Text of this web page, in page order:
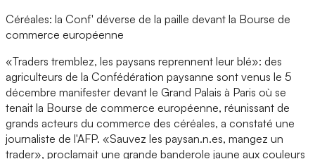
Céréales: la Conf' déverse de la paille devant la Bourse de
commerce européenne
«Traders tremblez, les paysans reprennent leur blé»: des
agriculteurs de la Confédération paysanne sont venus le 5
décembre manifester devant le Grand Palais à Paris où se
tenait la Bourse de commerce européenne, réunissant de
grands acteurs du commerce des céréales, a constaté une
journaliste de l'AFP. «Sauvez les paysan.n.es, mangez un
trader», proclamait une grande banderole jaune aux couleurs